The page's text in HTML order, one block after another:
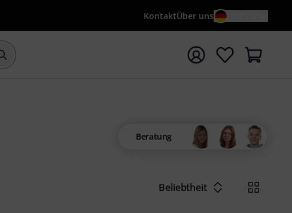
KontaktÜber uns
Suche mit Suchwort {searchTerm} starten
Beratung
Beliebtheit